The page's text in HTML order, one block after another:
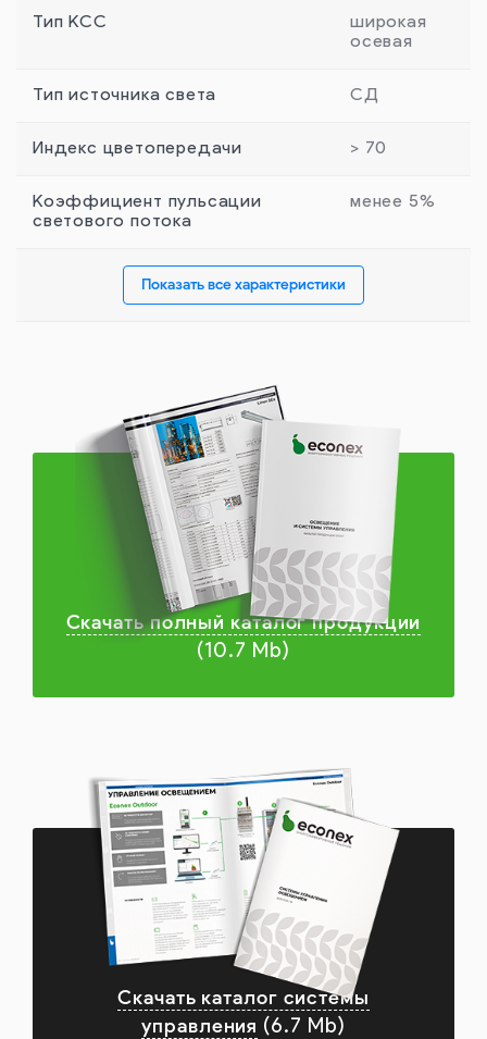
Тип КСС
широкая
осевая
Тип источника света СД
Индекс цветопередачи > 70
Коэффициент пульсации
светового потока
менее 5%
Показать все характеристики
Скачать полный каталог продукции
(10.7 Mb)
Скачать каталог системы
управления (6.7 Mb)